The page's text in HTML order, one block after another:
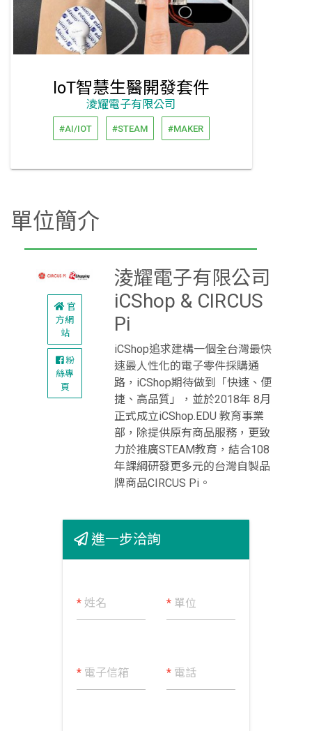
loT智慧生醫開發套件
淩耀電子有限公司
#AI/IOT #STEAM #MAKER
單位簡介
官
方網
站
粉
絲專
頁
淩耀電子有限公司
iCShop & CIRCUS
Pi
iCShop追求建構一個全台灣最快
速最人性化的電子零件採購通
路，iCShop期待做到「快速、便
捷、高品質」，並於2018年 8月
正式成立iCShop.EDU 教育事業
部，除提供原有商品服務，更致
力於推廣STEAM教育，結合108
年課綱研發更多元的台灣自製品
牌商品CIRCUS Pi。
進一步洽詢
*姓名 * 單位
*電子信箱 * 電話